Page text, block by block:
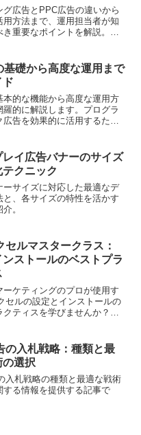
グ広告とPPC広告の違いから
用方法まで、運用担当者が知
き重要なポイントを解説。効
基礎から高度な運用まで
ド
本的な機能から高度な運用方
羅的に解説します。プログラ
広告を効果的に活用するため
する方法を学びます。
レイ広告バナーのサイズ
テクニック
ーサイズに対応した最適なデ
と、各サイズの特性を活かす
。
セルマスタークラス：
ストールのベストプラ
ーケティングのプロが使用す
セルの設定とインストールの
ティスを学びませんか？こ
のヒントとテクニックを提供
の入札戦略：種類と最
選択
入札戦略の種類と最適な戦術
する情報を提供する記事で